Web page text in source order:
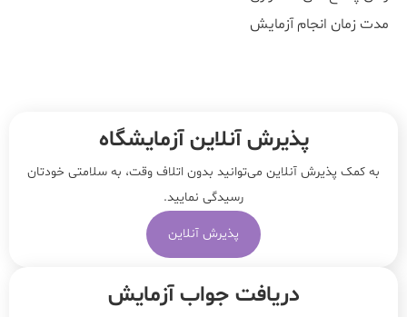
مدت زمان انجام آزمایش
پذیرش آنلاین آزمایشگاه
به کمک پذیرش آنلاین می‌توانید بدون اتلاف وقت، به سلامتی خودتان
رسیدگی نمایید.
پذیرش آنلاین
دریافت جواب آزمایش